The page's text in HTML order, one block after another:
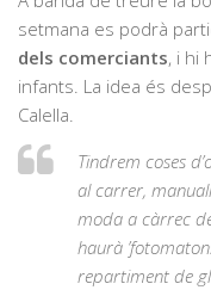
setmana es podrà
dels comerciants, i hi
infants. La idea és
Calella.
Tindrem coses
al carrer,
moda a càrrec
haurà
repartiment de